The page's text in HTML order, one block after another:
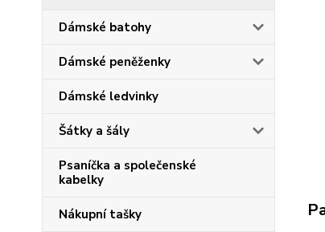
Dámské batohy
Dámské peněženky
Dámské ledvinky
Šátky a šály
Psaníčka a společenské
kabelky
Nákupní tašky